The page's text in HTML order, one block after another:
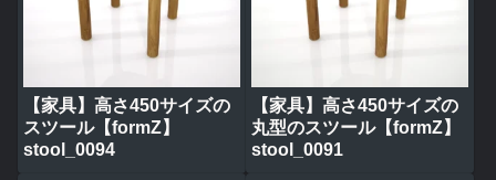
【家具】高さ450サイズの
スツール【formZ】
stool_0094
【家具】高さ450サイズの
丸型のスツール【formZ】
stool_0091